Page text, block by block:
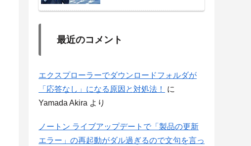
最近のコメント
エクスプローラーでダウンロードフォルダが
「応答なし」になる原因と対処法！
に
Yamada Akira より
ノートン ライブアップデートで「製品の更新
エラー」の再起動がダル過ぎるので文句を言っ